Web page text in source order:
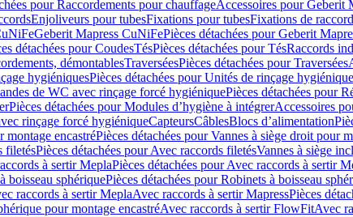
pour Raccordements pour chauffageAccessoires pour Geberit
Enjoliveurs pour tubesFixations pour tubesFixations de
Geberit Mapress CuNiFePièces détachées pour Geberit
détachées pour CoudesTésPièces détachées pour TésRaccords
démontablesTraverséesPièces détachées pour Traversées
hygiéniquesPièces détachées pour Unités de rinçage
de WC avec rinçage forcé hygiéniquePièces détachées pour
Pièces détachées pour Modules d’hygiène à intégrerAccessoires
rinçage forcé hygiéniqueCapteursCâblesBlocs d’alimentation
montage encastréPièces détachées pour Vannes à siège droit pour
filetésPièces détachées pour Avec raccords filetésVannes à siège
à sertir MeplaPièces détachées pour Avec raccords à sertir
boisseau sphériquePièces détachées pour Robinets à boisseau
raccords à sertir MeplaAvec raccords à sertir MapressPièces
pour montage encastréAvec raccords à sertir FlowFitAvec